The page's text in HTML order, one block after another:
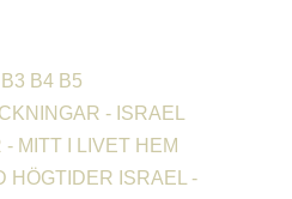
B3 B4 B5
- ISRAEL
- MITT I LIVET HEM
HÖGTIDER ISRAEL -